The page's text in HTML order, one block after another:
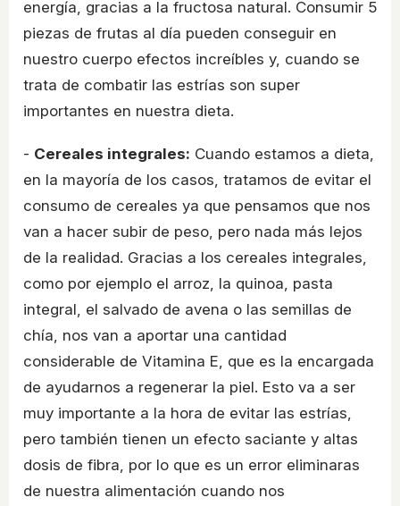
energía, gracias a la fructosa natural. Consumir 5
piezas de frutas al día pueden conseguir en
nuestro cuerpo efectos increíbles y, cuando se
trata de combatir las estrías son super
importantes en nuestra dieta.
- Cereales integrales: Cuando estamos a dieta,
en la mayoría de los casos, tratamos de evitar el
consumo de cereales ya que pensamos que nos
van a hacer subir de peso, pero nada más lejos
de la realidad. Gracias a los cereales integrales,
como por ejemplo el arroz, la quinoa, pasta
integral, el salvado de avena o las semillas de
chía, nos van a aportar una cantidad
considerable de Vitamina E, que es la encargada
de ayudarnos a regenerar la piel. Esto va a ser
muy importante a la hora de evitar las estrías,
pero también tienen un efecto saciante y altas
dosis de fibra, por lo que es un error eliminaras
de nuestra alimentación cuando nos